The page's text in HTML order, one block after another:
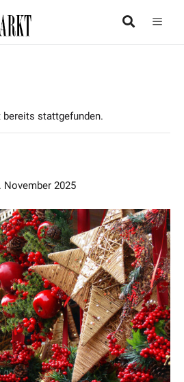
stattgefunden.
November 2025